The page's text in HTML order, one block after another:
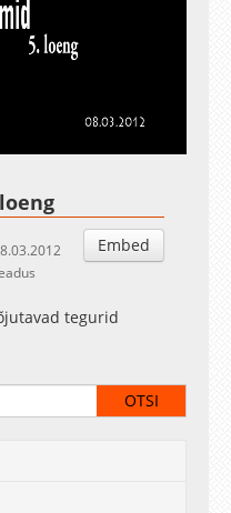
Embed
tegurid